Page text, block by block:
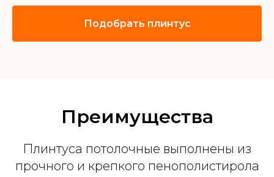
Подобрать плинтус
Преимущества
Плинтуса потолочные выполнены из
прочного и крепкого пенополистирола